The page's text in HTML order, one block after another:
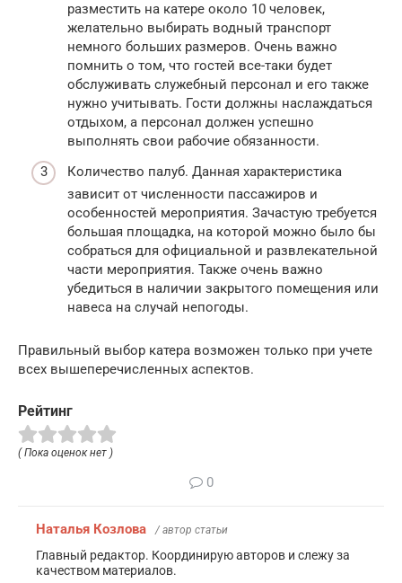
разместить на катере около 10 человек,
желательно выбирать водный транспорт
немного больших размеров. Очень важно
помнить о том, что гостей все-таки будет
обслуживать служебный персонал и его также
нужно учитывать. Гости должны наслаждаться
отдыхом, а персонал должен успешно
выполнять свои рабочие обязанности.
Количество палуб. Данная характеристика
зависит от численности пассажиров и
особенностей мероприятия. Зачастую требуется
большая площадка, на которой можно было бы
собраться для официальной и развлекательной
части мероприятия. Также очень важно
убедиться в наличии закрытого помещения или
навеса на случай непогоды.
Правильный выбор катера возможен только при учете
всех вышеперечисленных аспектов.
Рейтинг
( Пока оценок нет )
0
Наталья Козлова / автор статьи
Главный редактор. Координирую авторов и слежу за
качеством материалов.